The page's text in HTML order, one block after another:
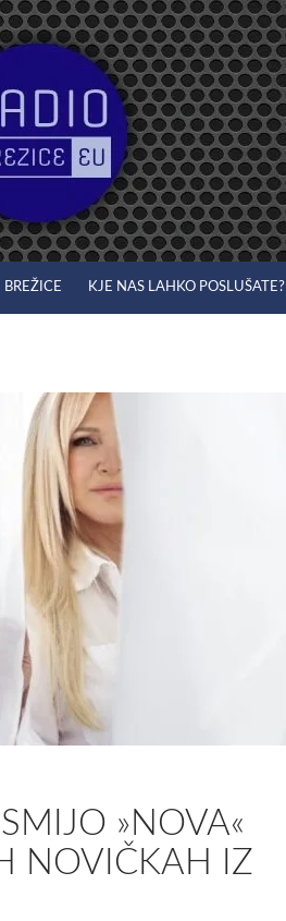
BREŽICE KJE NAS LAHKO POSLUŠATE?
»NOVA«
NOVIČKAH IZ